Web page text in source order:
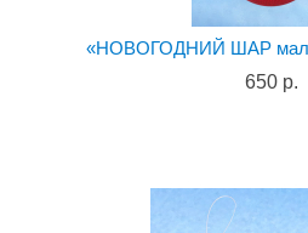
«НОВОГОДНИЙ ШАР
650 р.